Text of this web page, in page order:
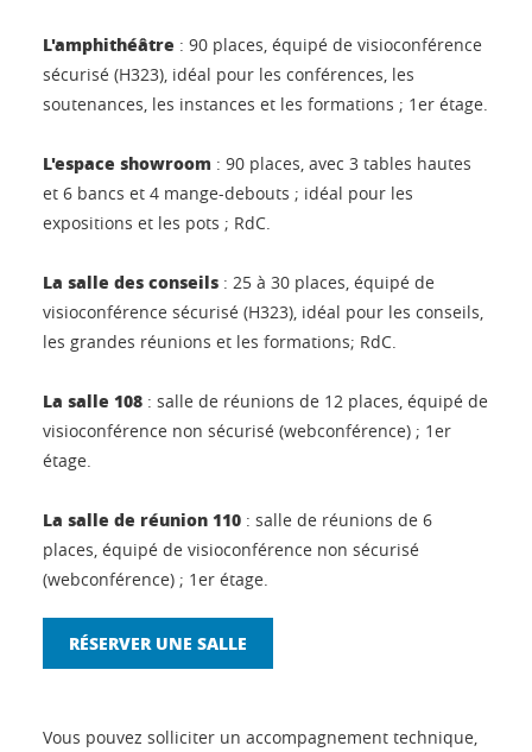
L'amphithéâtre : 90 places, équipé de visioconférence
sécurisé (H323), idéal pour les conférences, les
soutenances, les instances et les formations ; 1er étage.
L'espace showroom : 90 places, avec 3 tables hautes
et 6 bancs et 4 mange-debouts ; idéal pour les
expositions et les pots ; RdC.
La salle des conseils : 25 à 30 places, équipé de
visioconférence sécurisé (H323), idéal pour les conseils,
les grandes réunions et les formations; RdC.
La salle 108 : salle de réunions de 12 places, équipé de
visioconférence non sécurisé (webconférence) ; 1er
étage.
La salle de réunion 110 : salle de réunions de 6
places, équipé de visioconférence non sécurisé
(webconférence) ; 1er étage.
RÉSERVER UNE SALLE
Vous pouvez solliciter un accompagnement technique,